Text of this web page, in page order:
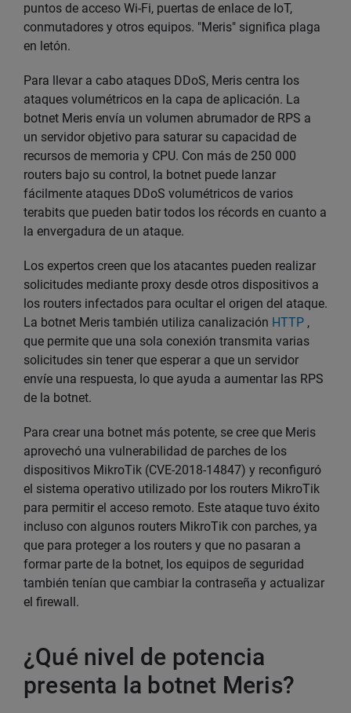
puntos de acceso Wi-Fi, puertas de enlace de IoT,
conmutadores y otros equipos. "Meris" significa plaga
en letón.
Para llevar a cabo ataques DDoS, Meris centra los
ataques volumétricos en la capa de aplicación. La
botnet Meris envía un volumen abrumador de RPS a
un servidor objetivo para saturar su capacidad de
recursos de memoria y CPU. Con más de 250 000
routers bajo su control, la botnet puede lanzar
fácilmente ataques DDoS volumétricos de varios
terabits que pueden batir todos los récords en cuanto a
la envergadura de un ataque.
Los expertos creen que los atacantes pueden realizar
solicitudes mediante proxy desde otros dispositivos a
los routers infectados para ocultar el origen del ataque.
La botnet Meris también utiliza canalización HTTP ,
que permite que una sola conexión transmita varias
solicitudes sin tener que esperar a que un servidor
envíe una respuesta, lo que ayuda a aumentar las RPS
de la botnet.
Para crear una botnet más potente, se cree que Meris
aprovechó una vulnerabilidad de parches de los
dispositivos MikroTik (CVE-2018-14847) y reconfiguró
el sistema operativo utilizado por los routers MikroTik
para permitir el acceso remoto. Este ataque tuvo éxito
incluso con algunos routers MikroTik con parches, ya
que para proteger a los routers y que no pasaran a
formar parte de la botnet, los equipos de seguridad
también tenían que cambiar la contraseña y actualizar
el firewall.
¿Qué nivel de potencia
presenta la botnet Meris?